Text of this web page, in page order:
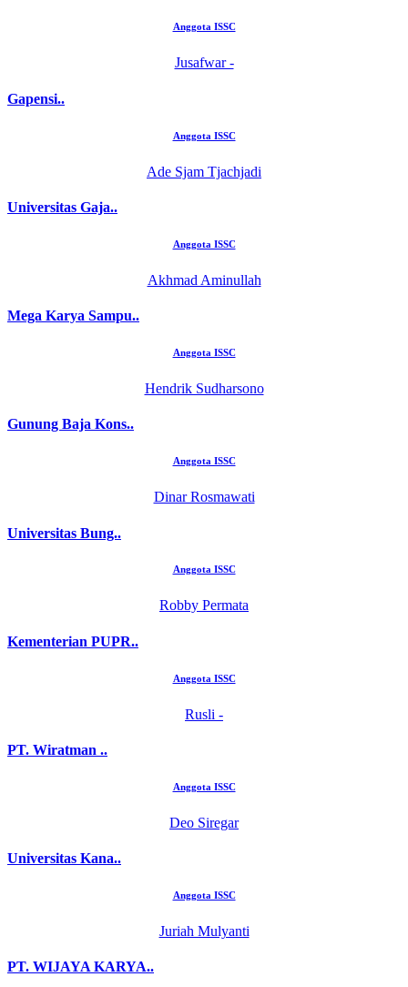
Anggota ISSC
Jusafwar -
Gapensi..
Anggota ISSC
Ade Sjam Tjachjadi
Universitas Gaja..
Anggota ISSC
Akhmad Aminullah
Mega Karya Sampu..
Anggota ISSC
Hendrik Sudharsono
Gunung Baja Kons..
Anggota ISSC
Dinar Rosmawati
Universitas Bung..
Anggota ISSC
Robby Permata
Kementerian PUPR..
Anggota ISSC
Rusli -
PT. Wiratman ..
Anggota ISSC
Deo Siregar
Universitas Kana..
Anggota ISSC
Juriah Mulyanti
PT. WIJAYA KARYA..